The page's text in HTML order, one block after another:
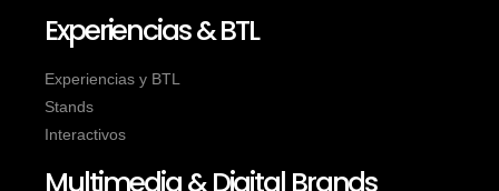
Experiencias & BTL
Experiencias y BTL
Stands
Interactivos
Multimedia & Digital Brands